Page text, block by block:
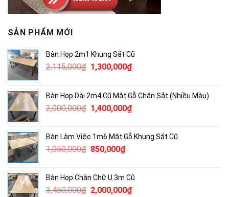
SẢN PHẨM MỚI
Bàn Họp 2m1 Khung Sắt Cũ
2,115,000₫ Giá
2,115,000₫.
1,300,000₫Giá
là:
1,300,000₫.
Bàn Họp Dài 2m4 Cũ Mặt Gỗ Chân Sắt (Nhiều Màu)
2,000,000₫ Giá
2,000,000₫.
1,400,000₫Giá
là:
Bàn Làm Việc 1m6 Mặt Gỗ Khung Sắt Cũ
1,050,000₫ Giá
1,050,000₫.
850,000₫Giá
là:
850,000₫.
Bàn Họp Chân Chữ U 3m Cũ
3,450,000₫ Giá
2,000,000₫Giá